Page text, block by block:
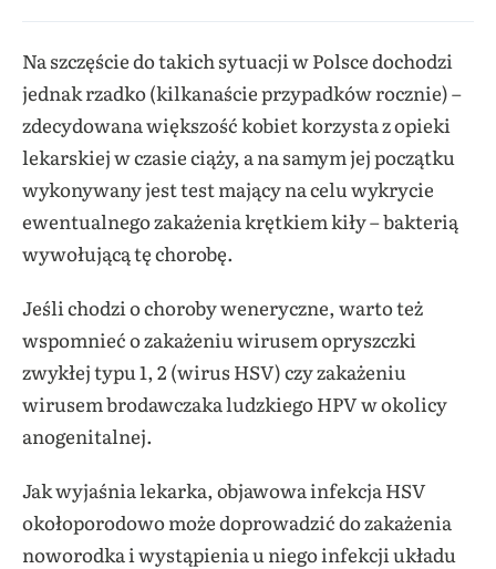
Na szczęście do takich sytuacji w Polsce dochodzi
jednak rzadko (kilkanaście przypadków rocznie) –
zdecydowana większość kobiet korzysta z opieki
lekarskiej w czasie ciąży, a na samym jej początku
wykonywany jest test mający na celu wykrycie
ewentualnego zakażenia krętkiem kiły – bakterią
wywołującą tę chorobę.
Jeśli chodzi o choroby weneryczne, warto też
wspomnieć o zakażeniu wirusem opryszczki
zwykłej typu 1, 2 (wirus HSV) czy zakażeniu
wirusem brodawczaka ludzkiego HPV w okolicy
anogenitalnej.
Jak wyjaśnia lekarka, objawowa infekcja HSV
okołoporodowo może doprowadzić do zakażenia
noworodka i wystąpienia u niego infekcji układu